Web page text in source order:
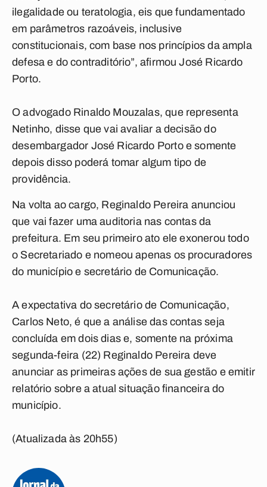
ilegalidade ou teratologia, eis que fundamentado
em parâmetros razoáveis, inclusive
constitucionais, com base nos princípios da ampla
defesa e do contraditório”, afirmou José Ricardo
Porto.
O advogado Rinaldo Mouzalas, que representa
Netinho, disse que vai avaliar a decisão do
desembargador José Ricardo Porto e somente
depois disso poderá tomar algum tipo de
providência.
Na volta ao cargo, Reginaldo Pereira anunciou
que vai fazer uma auditoria nas contas da
prefeitura. Em seu primeiro ato ele exonerou todo
o Secretariado e nomeou apenas os procuradores
do município e secretário de Comunicação.
A expectativa do secretário de Comunicação,
Carlos Neto, é que a análise das contas seja
concluída em dois dias e, somente na próxima
segunda-feira (22) Reginaldo Pereira deve
anunciar as primeiras ações de sua gestão e emitir
relatório sobre a atual situação financeira do
município.
(Atualizada às 20h55)